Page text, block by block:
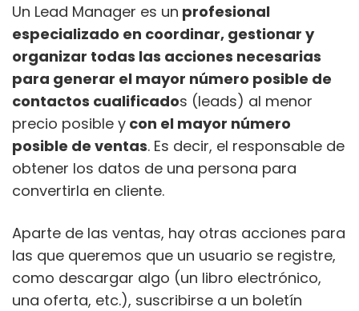
Un Lead Manager es un profesional
especializado en coordinar, gestionar y
organizar todas las acciones necesarias
para generar el mayor número posible de
contactos cualificados (leads) al menor
precio posible y con el mayor número
posible de ventas. Es decir, el responsable de
obtener los datos de una persona para
convertirla en cliente.
Aparte de las ventas, hay otras acciones para
las que queremos que un usuario se registre,
como descargar algo (un libro electrónico,
una oferta, etc.), suscribirse a un boletín